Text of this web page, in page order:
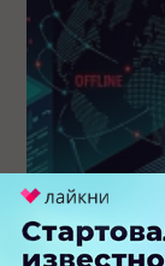
Крупнейший
попасть на